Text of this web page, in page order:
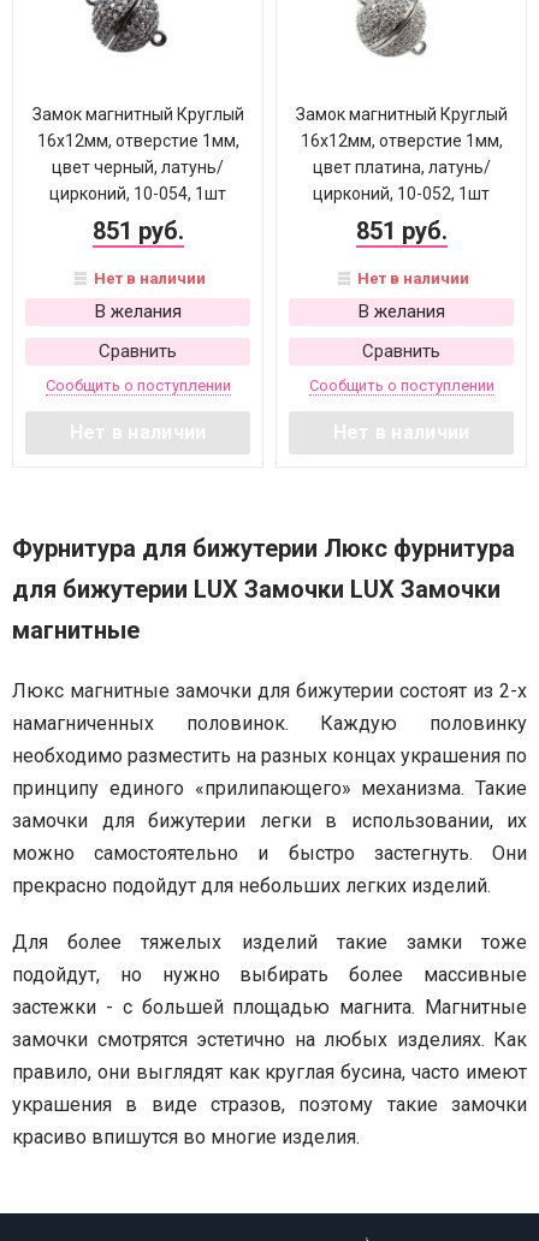
Замок магнитный Круглый
16х12мм, отверстие 1мм,
цвет черный, латунь/
цирконий, 10-054, 1шт
851 руб.
Нет в наличии
В желания
Сравнить
Сообщить о поступлении
Нет в наличии
Замок магнитный Круглый
16х12мм, отверстие 1мм,
цвет платина, латунь/
цирконий, 10-052, 1шт
851 руб.
Нет в наличии
В желания
Сравнить
Сообщить о поступлении
Нет в наличии
Фурнитура для бижутерии Люкс фурнитура
для бижутерии LUX Замочки LUX Замочки
магнитные
Люкс магнитные замочки для бижутерии состоят из 2-х
намагниченных половинок. Каждую половинку
необходимо разместить на разных концах украшения по
принципу единого «прилипающего» механизма. Такие
замочки для бижутерии легки в использовании, их
можно самостоятельно и быстро застегнуть. Они
прекрасно подойдут для небольших легких изделий.
Для более тяжелых изделий такие замки тоже
подойдут, но нужно выбирать более массивные
застежки - с большей площадью магнита. Магнитные
замочки смотрятся эстетично на любых изделиях. Как
правило, они выглядят как круглая бусина, часто имеют
украшения в виде стразов, поэтому такие замочки
красиво впишутся во многие изделия.